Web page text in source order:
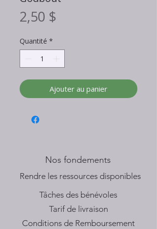
2,50 $
Quantité *
Ajouter au panier
Nos fondements
​Rendre les ressources disponibles
Tâches des bénévoles
Tarif de livraison
Conditions de Remboursement